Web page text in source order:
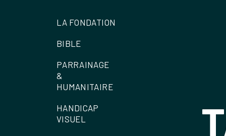
LA FONDATION
BIBLE
PARRAINAGE
&
HUMANITAIRE
HANDICAP
VISUEL